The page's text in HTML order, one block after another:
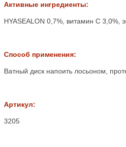
Активные ингредиенты:
HYASEALON 0,7%, витамин С 3,0%,
Способ применения:
Ватный диск напоить лосьоном,
Артикул:
3205